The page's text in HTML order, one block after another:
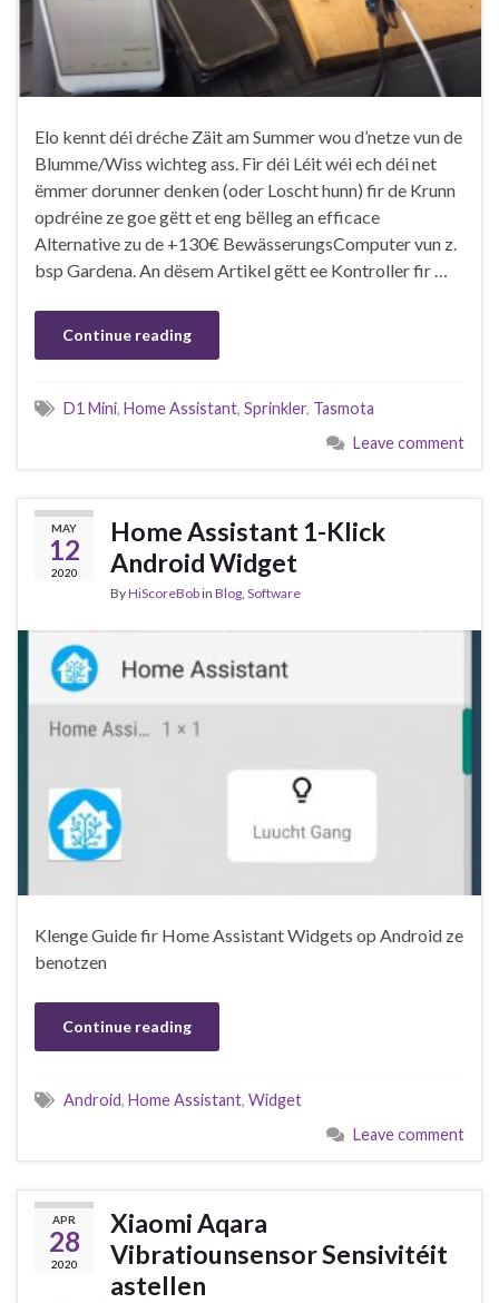
Elo kennt déi dréche Zäit am Summer wou d’netze vun de
Blumme/Wiss wichteg ass. Fir déi Léit wéi ech déi net
ëmmer dorunner denken (oder Loscht hunn) fir de Krunn
opdréine ze goe gëtt et eng bëlleg an efficace
Alternative zu de +130€ BewässerungsComputer vun z.
bsp Gardena. An dësem Artikel gëtt ee Kontroller fir …
Continue reading
D1 Mini, Home Assistant, Sprinkler, Tasmota
Leave comment
MAY
12
2020
Home Assistant 1-Klick
Android Widget
ByHiScoreBobin Blog Software
Klenge Guide fir Home Assistant Widgets op Android ze
benotzen
Continue reading
Android, Home Assistant, Widget
Leave comment
APR
28
2020
Xiaomi Aqara
Vibratiounsensor Sensivitéit
astellen